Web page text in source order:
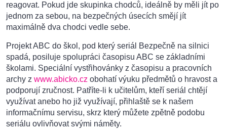
reagovat. Pokud jde skupinka chodců, ideálně by měli jít po
jednom za sebou, na bezpečných úsecích smějí jít
maximálně dva chodci vedle sebe.
Projekt ABC do škol, pod který seriál Bezpečně na silnici
spadá, posiluje spolupráci časopisu ABC se základními
školami. Speciální vystřihovánky z časopisu a pracovních
archy z www.abicko.cz obohatí výuku předmětů o hravost a
podporují zručnost. Patříte-li k učitelům, kteří seriál chtějí
využívat anebo ho již využívají, přihlaště se k našem
informačnímu servisu, skrz který můžete zpětně podobu
seriálu ovlivňovat svými náměty.